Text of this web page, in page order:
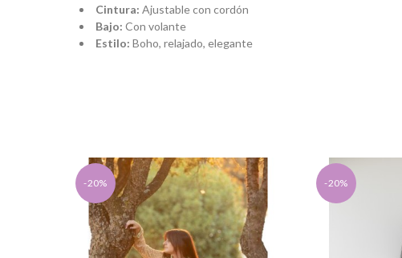
Cintura: Ajustable con cordón
Bajo: Con volante
Estilo: Boho, relajado, elegante
-20% -20%